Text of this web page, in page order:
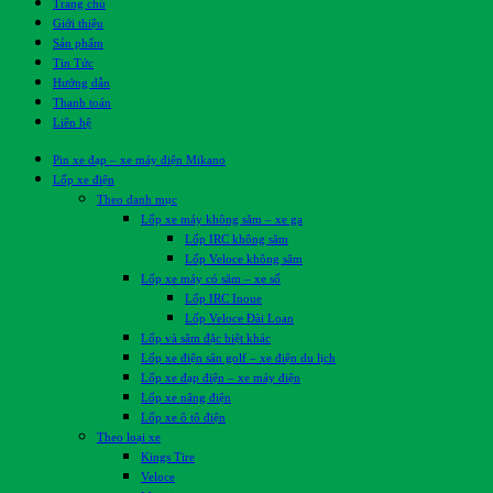
Trang chủ
Giới thiệu
Sản phẩm
Tin Tức
Hướng dẫn
Thanh toán
Liên hệ
Pin xe đạp – xe máy điện Mikano
Lốp xe điện
Theo danh mục
Lốp xe máy không săm – xe ga
Lốp IRC không săm
Lốp Veloce không săm
Lốp xe máy có săm – xe số
Lốp IRC Inoue
Lốp Veloce Đài Loan
Lốp và săm đặc biệt khác
Lốp xe điện sân golf – xe điện du lịch
Lốp xe đạp điện – xe máy điện
Lốp xe nâng điện
Lốp xe ô tô điện
Theo loại xe
Kings Tire
Veloce